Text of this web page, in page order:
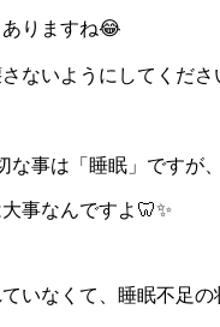
りますね😂
ないようにしてくださ
な事は「睡眠」ですが、
事なんですよ🦷✨
ていなくて、睡眠不足